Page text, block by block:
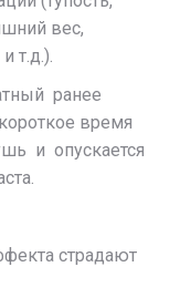
вес,
т.д.).
ранее
время
и опускается
страдают